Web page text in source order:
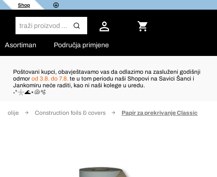
Shop
Asortiman Područja primjene
Poštovani kupci, obavještavamo vas da odlazimo na zasluženi godišnji
odmor od 3.8. do 7.8. te u tom periodu naši Shopovi na Savici Šanci i
Jankomiru neće raditi, kao ni naši kolege u uredu.
˖°𓇼🌊⋆🐚🫧
folije Construction foils & covers Papir za prekrivanje Classic